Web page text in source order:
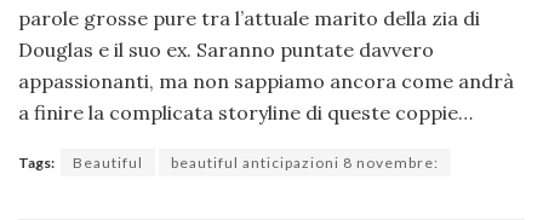
parole grosse pure tra l’attuale marito della zia di
Douglas e il suo ex. Saranno puntate davvero
appassionanti, ma non sappiamo ancora come andrà
a finire la complicata storyline di queste coppie…
Tags: Beautiful beautiful anticipazioni 8 novembre: